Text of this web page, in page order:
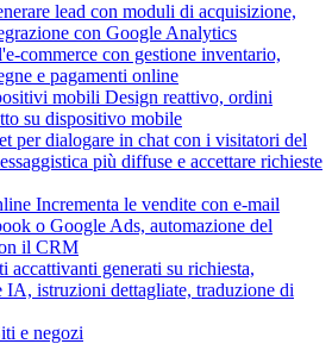
lead con moduli di acquisizione,
con Google Analytics
commerce con gestione inventario,
e pagamenti online
mobili Design reattivo, ordini
su dispositivo mobile
per dialogare in chat con i visitatori del
più diffuse e accettare richieste
Incrementa le vendite con e-mail
o Google Ads, automazione del
il CRM
accattivanti generati su richiesta,
IA, istruzioni dettagliate, traduzione di
e negozi